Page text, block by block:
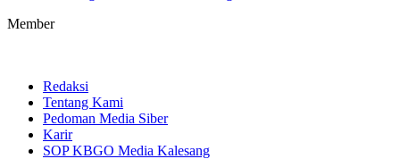
Member
Redaksi
Tentang Kami
Pedoman Media Siber
Karir
SOP KBGO Media Kalesang